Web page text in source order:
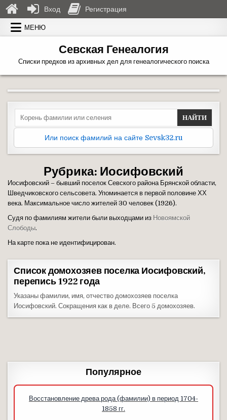
Перейти к содержимому
МЕНЮ
Севская Генеалогия
Списки предков из архивных дел для генеалогического поиска
Search for:
Или поиск фамилий на сайте Sevsk32.ru
Рубрика: Иосифовский
Иосифовский – бывший поселок Севского района Брянской области,
Шведчиковского сельсовета. Упоминается в первой половине ХХ
века. Максимальное число жителей 30 человек (1926).
Судя по фамилиям жители были выходцами из Новоямской
Слободы.
На карте пока не идентифицирован.
Список домохозяев поселка Иосифовский,
перепись 1922 года
Указаны фамилии, имя, отчество домохозяев поселка
Иосифовский. Сокращения как в деле. Всего 5 домохозяев.
Популярное
Восстановление древа рода (фамилии) в период 1704-
1858 гг.
Вход Регистрация